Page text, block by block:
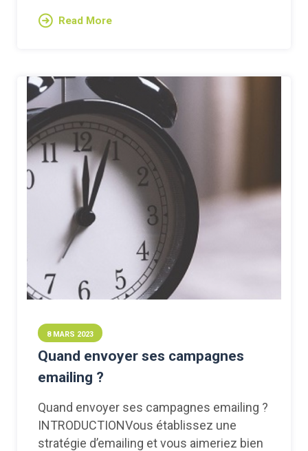
Read More
8 MARS 2023
Quand envoyer ses campagnes
emailing ?
Quand envoyer ses campagnes emailing ?
INTRODUCTIONVous établissez une
stratégie d’emailing et vous aimeriez bien